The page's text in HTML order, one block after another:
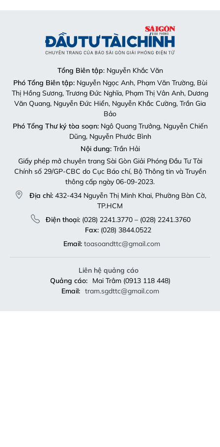
Tổng Biên tập: Nguyễn Khắc Văn
Phó Tổng Biên tập:Nguyễn Ngọc Anh, Phạm Văn Trường, Bùi
Thị Hồng Sương, Trương Đức Nghĩa, Phạm Thị Vân Anh, Dương
Văn Quang, Nguyễn Đức Hiển, Nguyễn Khắc Cường, Trần Gia
Bảo
Phó Tổng Thư ký tòa soạn:Ngô Quang Trưởng, Nguyễn Chiến
Dũng, Nguyễn Phước Bình
Nội dung:Trần Hải
Giấy phép mở chuyên trang Sài Gòn Giải Phóng Đầu Tư Tài
Chính số 29/GP-CBC do Cục Báo chí, Bộ Thông tin và Truyền
thông cấp ngày 06-09-2023.
Địa chỉ: 432-434 Nguyễn Thị Minh Khai, Phường Bàn Cờ,
TP.HCM
Điện thoại:(028) 2241.3770 – (028) 2241.3760
Fax:(028) 3844.0522
Email: toasoandttc@gmail.com
Liên hệ quảng cáo
Quảng cáo:
Mai Trâm (0913 118 448)
Email: tram.sgdttc@gmail.com